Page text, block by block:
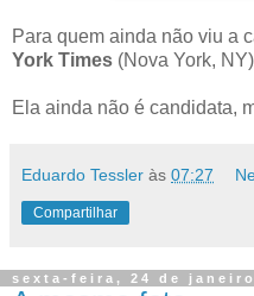
Para quem ainda não viu a
York Times (Nova York,
Ela ainda não é candidata,
Eduardo Tessler às 07:27
Compartilhar
sexta-feira, 24 de janeiro